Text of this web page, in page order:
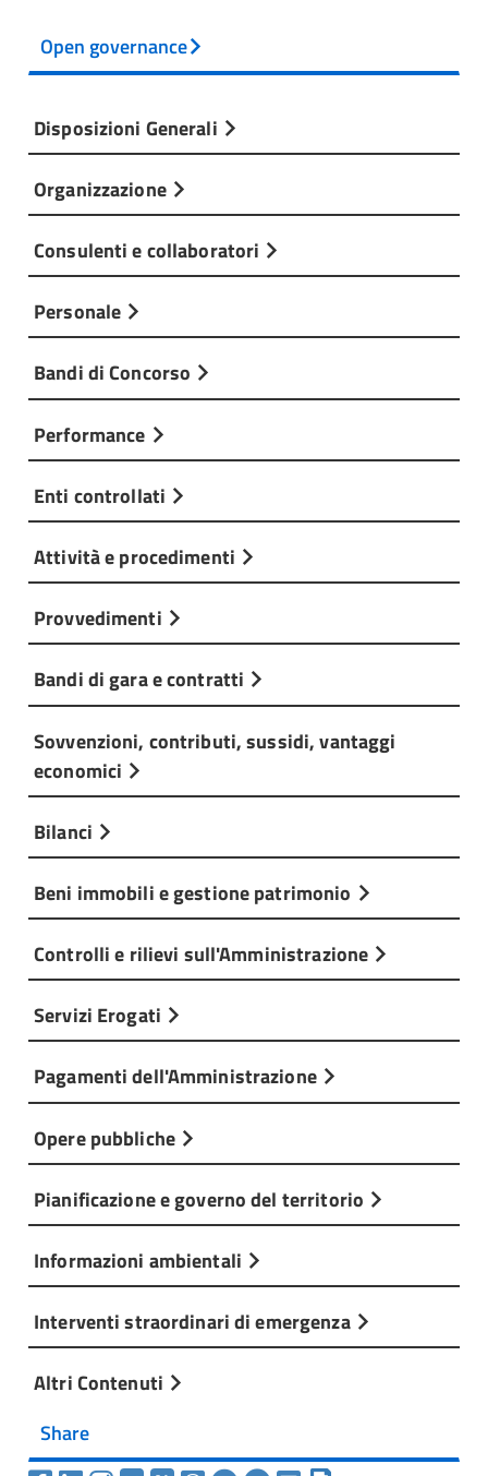
Open governance
Disposizioni Generali
Organizzazione
Consulenti e collaboratori
Personale
Bandi di Concorso
Performance
Enti controllati
Attività e procedimenti
Provvedimenti
Bandi di gara e contratti
Sovvenzioni, contributi, sussidi, vantaggi
economici
Bilanci
Beni immobili e gestione patrimonio
Controlli e rilievi sull'Amministrazione
Servizi Erogati
Pagamenti dell'Amministrazione
Opere pubbliche
Pianificazione e governo del territorio
Informazioni ambientali
Interventi straordinari di emergenza
Altri Contenuti
Share